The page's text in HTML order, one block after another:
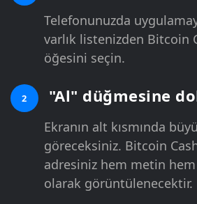
Telefonunuzda
varlık listenizden Bitcoin
öğesini seçin.
2 "Al" düğmesine
Ekranın alt kısmında
göreceksiniz. Bitcoin
adresiniz hem metin
olarak görüntülenecektir.